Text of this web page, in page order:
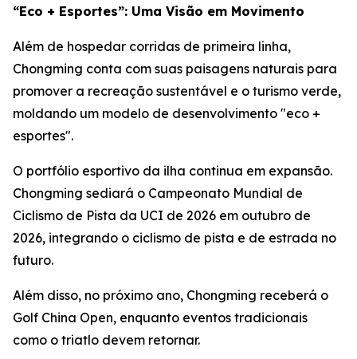
“Eco + Esportes”: Uma Visão em Movimento
Além de hospedar corridas de primeira linha,
Chongming conta com suas paisagens naturais para
promover a recreação sustentável e o turismo verde,
moldando um modelo de desenvolvimento "eco +
esportes".
O portfólio esportivo da ilha continua em expansão.
Chongming sediará o Campeonato Mundial de
Ciclismo de Pista da UCI de 2026 em outubro de
2026, integrando o ciclismo de pista e de estrada no
futuro.
Além disso, no próximo ano, Chongming receberá o
Golf China Open, enquanto eventos tradicionais
como o triatlo devem retornar.